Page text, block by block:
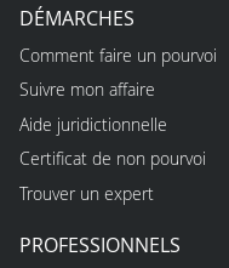
DÉMARCHES
Comment faire un pourvoi
Suivre mon affaire
Aide juridictionnelle
Certificat de non pourvoi
Trouver un expert
PROFESSIONNELS